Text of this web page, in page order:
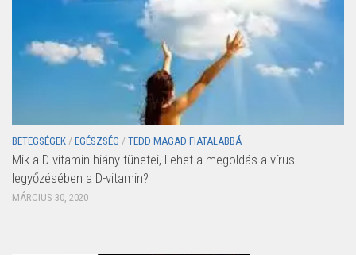
BETEGSÉGEK / EGÉSZSÉG / TEDD MAGAD FIATALABBÁ
Mik a D-vitamin hiány tünetei, Lehet a megoldás a vírus
legyőzésében a D-vitamin?
MÁRCIUS 30, 2020